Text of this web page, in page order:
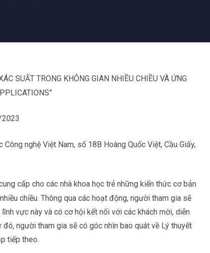
SUẤT TRONG KHÔNG GIAN NHIỀU CHIỀU VÀ ỨNG
nghệ Việt Nam, số 18B Hoàng Quốc Việt, Cầu Giấy,
cấp cho các nhà khoa học trẻ những kiến thức cơ bản
chiều. Thông qua các hoạt động, người tham gia sẽ
vực này và có cơ hội kết nối với các khách mời, diễn
người tham gia sẽ có góc nhìn bao quát về Lý thuyết
tiếp theo.